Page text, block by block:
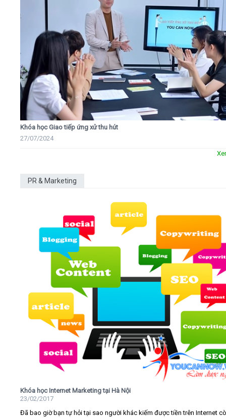
Khóa học Giao tiếp ứng xử thu hút
27/07/2024
PR & Marketing
Khóa học Internet Marketing tại Hà Nội
23/02/2017
Đã bao giờ bạn tự hỏi tại sao người khác kiếm được tiền trên Internet